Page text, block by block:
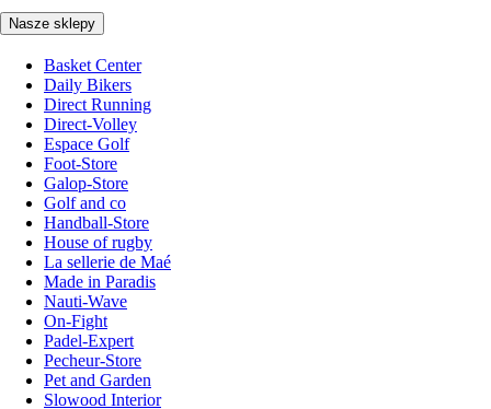
Nasze sklepy
Basket Center
Daily Bikers
Direct Running
Direct-Volley
Espace Golf
Foot-Store
Galop-Store
Golf and co
Handball-Store
House of rugby
La sellerie de Maé
Made in Paradis
Nauti-Wave
On-Fight
Padel-Expert
Pecheur-Store
Pet and Garden
Slowood Interior